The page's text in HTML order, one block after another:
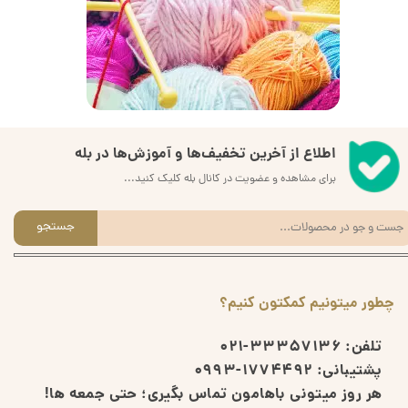
چطور میتونیم کمکتون کنیم؟
تلفن: 33357136-021
پشتیبانی: 1774492-0993
هر روز میتونی باهامون تماس بگیری؛ حتی جمعه ها!
اطلاع از آخرین تخفیف‌ها و آموزش‌ها در بله
برای مشاهده و عضویت در کانال بله کلیک کنید...
جستجو